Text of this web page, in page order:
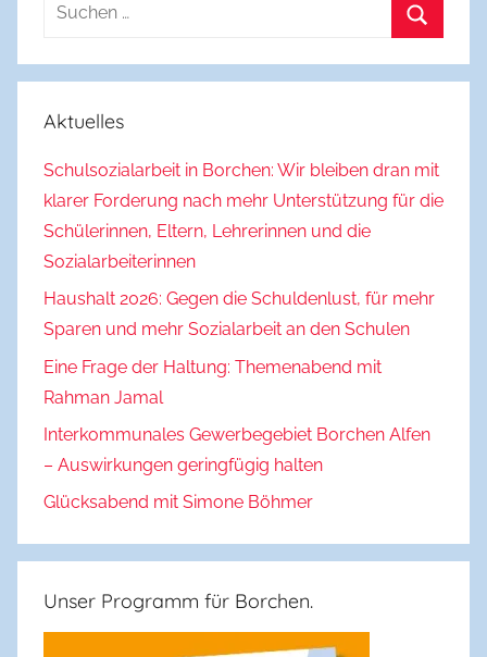
i
n
Aktuelles
Schulsozialarbeit in Borchen: Wir bleiben dran mit
klarer Forderung nach mehr Unterstützung für die
Schülerinnen, Eltern, Lehrerinnen und die
Sozialarbeiterinnen
Haushalt 2026: Gegen die Schuldenlust, für mehr
Sparen und mehr Sozialarbeit an den Schulen
Eine Frage der Haltung: Themenabend mit
Rahman Jamal
Interkommunales Gewerbegebiet Borchen Alfen
– Auswirkungen geringfügig halten
Glücksabend mit Simone Böhmer
Unser Programm für Borchen.